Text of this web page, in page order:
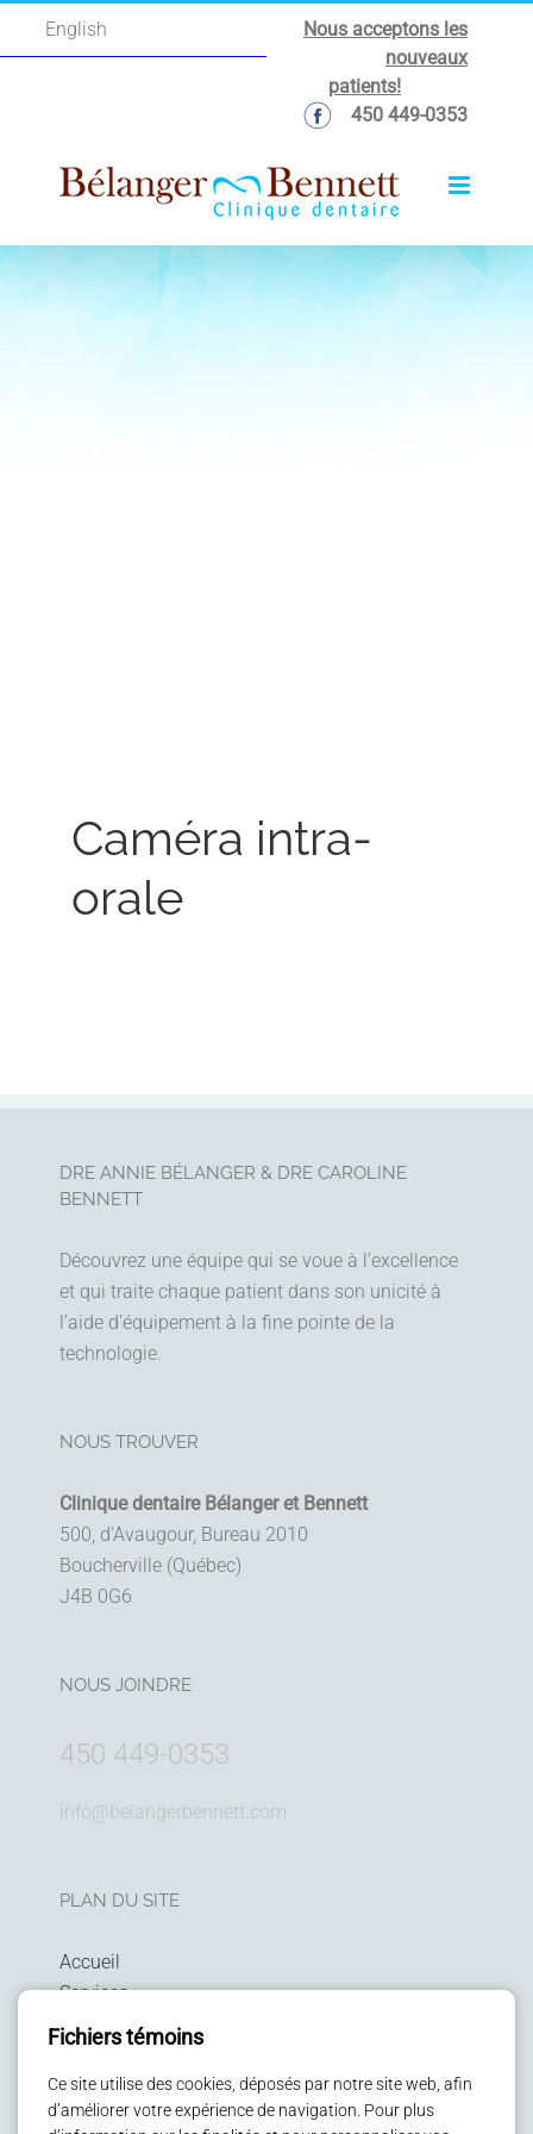
English
Nous acceptons les
nouveaux
patients!
450 449-0353
Caméra intra-
orale
DRE ANNIE BÉLANGER & DRE CAROLINE
BENNETT
Découvrez une équipe qui se voue à l’excellence
et qui traite chaque patient dans son unicité à
l’aide d’équipement à la fine pointe de la
technologie.
NOUS TROUVER
Clinique dentaire Bélanger et Bennett
500, d’Avaugour, Bureau 2010
Boucherville (Québec)
J4B 0G6
NOUS JOINDRE
450 449-0353
info@belangerbennett.com
PLAN DU SITE
Accueil
Services
Technologies
Patients
Enfants
Fichiers témoins
Ce site utilise des cookies, déposés par notre site web, afin
d’améliorer votre expérience de navigation. Pour plus